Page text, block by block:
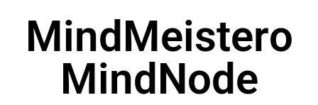
MindMeistero
MindNode